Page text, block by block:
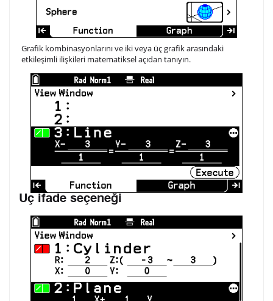
Grafik kombinasyonlarını ve iki veya üç grafik arasındaki
etkileşimli ilişkileri matematiksel açıdan tanıyın.
Üç ifade seçeneği